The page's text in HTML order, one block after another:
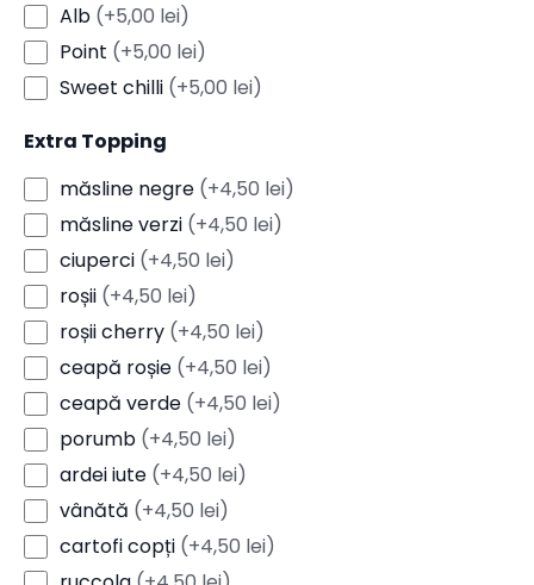
Alb (+5,00 lei)
Point (+5,00 lei)
Sweet chilli (+5,00 lei)
Extra Topping
măsline negre (+4,50 lei)
măsline verzi (+4,50 lei)
ciuperci (+4,50 lei)
roșii (+4,50 lei)
roșii cherry (+4,50 lei)
ceapă roșie (+4,50 lei)
ceapă verde (+4,50 lei)
porumb (+4,50 lei)
ardei iute (+4,50 lei)
vânătă (+4,50 lei)
cartofi copți (+4,50 lei)